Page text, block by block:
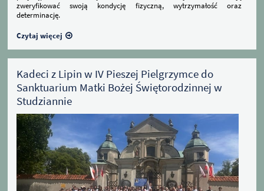
zweryfikować swoją kondycję fizyczną, wytrzymałość oraz
determinację.
Czytaj więcej
Kadeci z Lipin w IV Pieszej Pielgrzymce do
Sanktuarium Matki Bożej Świętorodzinnej w
Studziannie